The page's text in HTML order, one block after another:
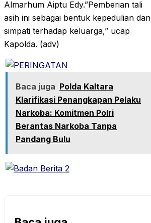
Almarhum Aiptu Edy.”Pemberian tali
asih ini sebagai bentuk kepedulian dan
simpati terhadap keluarga,” ucap
Kapolda. (adv)
Baca juga Polda Kaltara
Klarifikasi Penangkapan Pelaku
Narkoba: Komitmen Polri
Berantas Narkoba Tanpa
Pandang Bulu